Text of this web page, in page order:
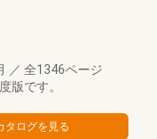
／ 全1346ページ
版です。